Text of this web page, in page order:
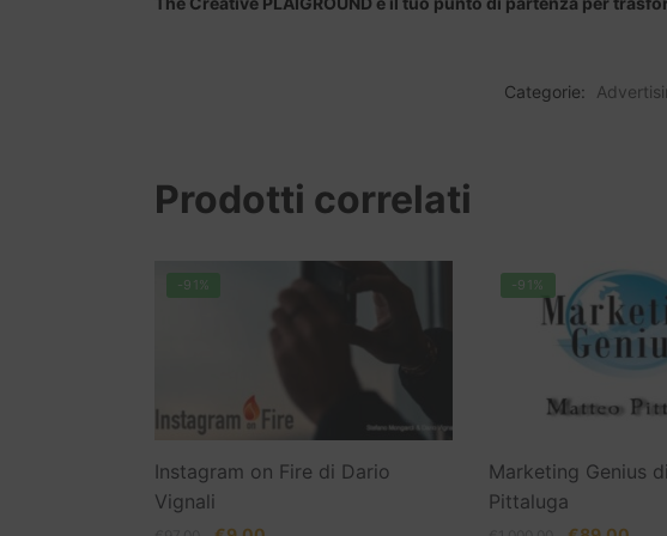
Categorie:
Prodotti correlati
-91%
Instagram on Fire di Dario
Vignali
-91%
Marketing Genius
Pittaluga